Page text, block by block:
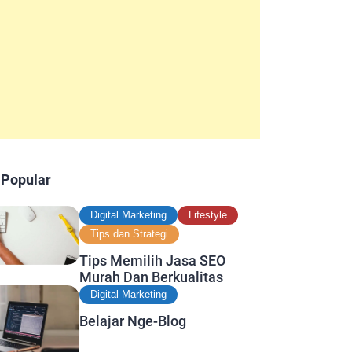
Digital Marketing
Lifestyle
Tips dan Strategi
Tips Memilih Jasa SEO
Murah Dan Berkualitas
Digital Marketing
Belajar Nge-Blog